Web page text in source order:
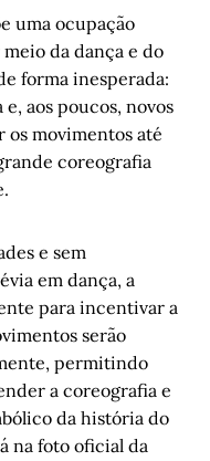
uma ocupação
da dança e do
forma inesperada:
aos poucos, novos
os movimentos até
coreografia
e sem
em dança, a
para incentivar a
serão
permitindo
a coreografia e
da história do
na foto oficial da